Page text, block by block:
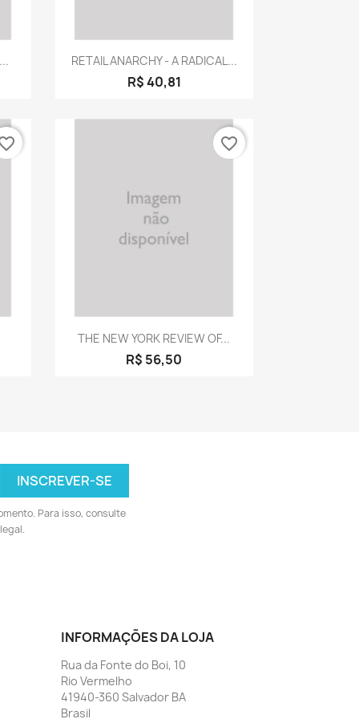
Visualização rápida
RETAIL ANARCHY - A RADICAL...
R$ 40,81
 Visualização rápida
THE NEW YORK REVIEW OF...
R$ 56,50
favorite_border
Para isso, consulte
INFORMAÇÕES DA LOJA
Rua da Fonte do Boi, 10
Rio Vermelho
41940-360 Salvador BA
Brasil